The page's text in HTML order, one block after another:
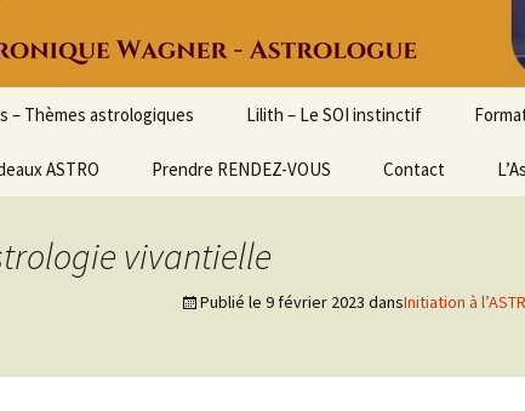
– Thèmes astrologiques Lilith – Le SOI instinctif
ASTRO Prendre RENDEZ-VOUS Contact
vivantielle
Publié le 9 février 2023 dansInitiation à